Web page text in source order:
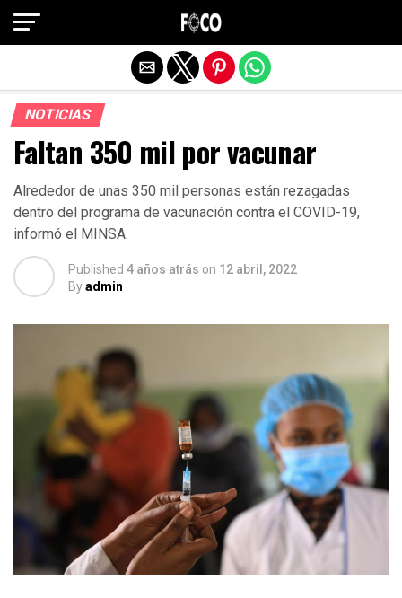
NOTICIAS
Faltan 350 mil por vacunar
Alrededor de unas 350 mil personas están rezagadas
dentro del programa de vacunación contra el COVID-19,
informó el MINSA.
Published 4 años atrás on 12 abril, 2022
Byadmin
Salir de la versión móvil